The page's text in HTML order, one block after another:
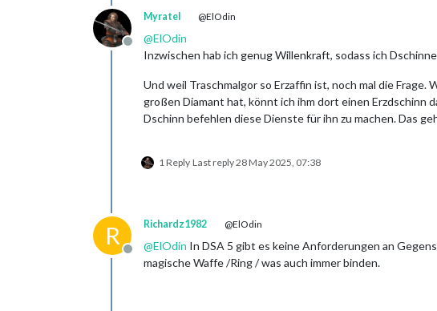
Offline
Myratel @ElOdin
@ElOdin
Inzwischen hab ich genug Willenkraft, sodass ich
Und weil Traschmalgor so Erzaffin ist, noch mal die
großen Diamant hat, könnt ich ihm dort einen Erzdschinn
Dschinn befehlen diese Dienste für ihn zu machen. Das
1 Reply Last reply28 May 2025, 07:38
R
Offline
Richardz1982 @ElOdin
@ElOdin In DSA 5 gibt es keine Anforderungen an
magische Waffe /Ring / was auch immer binden.